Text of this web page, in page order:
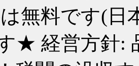
無料です(日
★ 経営方針: